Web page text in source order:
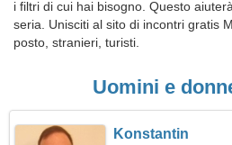
i filtri di cui hai bisogno. Questo
seria. Unisciti al sito di incontri gratis
posto, stranieri, turisti.
Uomini e
Konstantin